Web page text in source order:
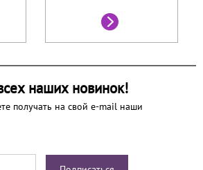
наших новинок!
получать на свой e-mail наши